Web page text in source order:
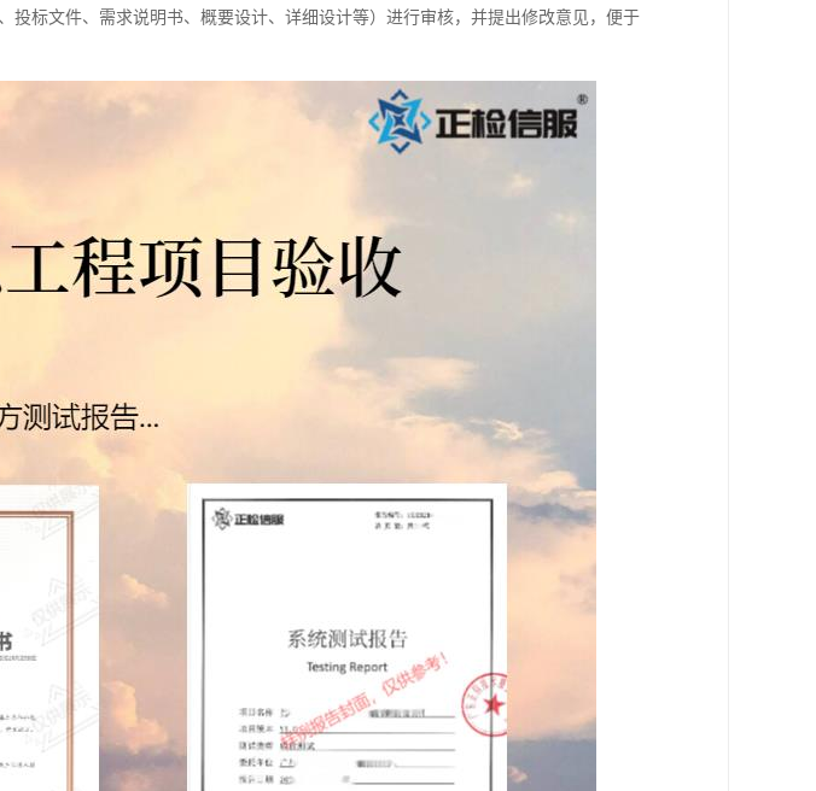
投标文件、需求说明书、概要设计、详细设计等）进行审核，并提出修改意见，便于